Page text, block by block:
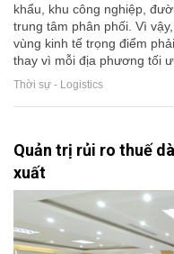
khẩu, khu công nghiệp,
trung tâm phân phối. Vì
vùng kinh tế trọng điểm
thay vì mỗi địa phương tối
Thời sự - Logistics
Quản trị rủi ro thuế
xuất